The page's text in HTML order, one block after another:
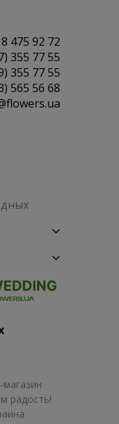
475 92 72
355 77 55
355 77 55
565 56 68
радость!